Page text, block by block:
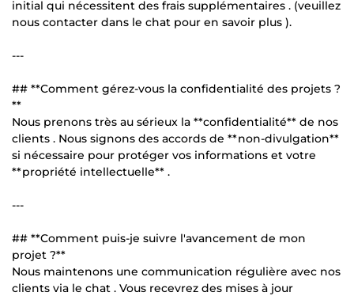
initial qui nécessitent des frais supplémentaires . (veuillez
nous contacter dans le chat pour en savoir plus ).
---
## **Comment gérez-vous la confidentialité des projets ?
**
Nous prenons très au sérieux la **confidentialité** de nos
clients . Nous signons des accords de **non-divulgation**
si nécessaire pour protéger vos informations et votre
**propriété intellectuelle** .
---
## **Comment puis-je suivre l'avancement de mon
projet ?**
Nous maintenons une communication régulière avec nos
clients via le chat . Vous recevrez des mises à jour